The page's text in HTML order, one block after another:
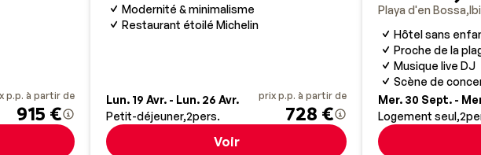
p.p. à partir de
915 €
Modernité & minimalisme
Restaurant étoilé Michelin
Lun. 19 Avr. - Lun. 26 Avr.
Petit-déjeuner 2pers.
prix p.p. à partir de
728 €
Voir
Playa d'en Bossa
Hôtel sans
Proche de la
Musique live DJ
Scène de
Mer. 30 Sept. -
Logement seul 2